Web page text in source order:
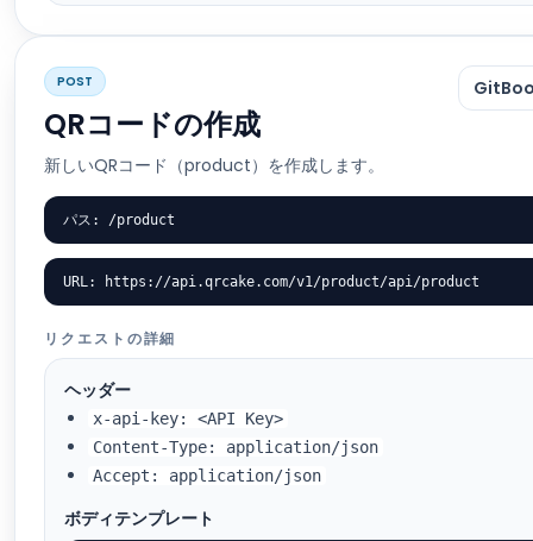
POST
QRコードの作成
新しいQRコード（product）を作成します。
パス: /product
URL: https://api.qrcake.com/v1/product/api/product
リクエストの詳細
ヘッダー
x-api-key: <API Key>
Content-Type: application/json
Accept: application/json
ボディテンプレート